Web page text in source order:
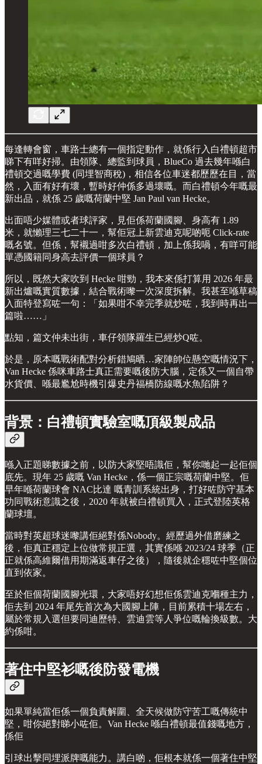
每逢轉會窗，車路士總有一個指定動作，就係行入白禮頓超市
睇下有咩好掃。由領隊、總監到球員，BlueCo 過去幾年喺白
禮頓交過嘅學費 (同埋智商稅)，相信各位車迷都歷歷在目，當
然，入面有好有壞，暫時好仲係多過壞嘅。而白禮頓今年嘅最
新出品，就係 25 歲嘅荷蘭中堅 Jan Paul van Hecke。
出面唔少媒體或者球評家，見佢係荷蘭國腳、身高有 1.89
米，就懶理三七二十一，幫佢冠上新雲迪克呢啲呃 Click-rate
嘅名號。但係，幫襯過咁多次白禮頓，加上係我喎，有咩可能
單憑國籍同身高去評價一個球員？
所以，既然大家吹到 Hecke 咁勁，我本來係打算用 2026 年最
新出爐嘅實質數據，結合戰術嚟一次深度拆解。我甚至喺草稿
入面特登寫咗一句：「如果咁不幸完季就炒咗，我到時再出一
篇啦……」
點知，篇文仲未出街，車仔領隊羅生已經炒Q咗。
於是，原本嘅戰術配對分析錯鳩晒…家陣帥位懸空嘅情況下，
Van Hecke 係咪車路士真正需要嘅後防大腦，定係又一個自帶
水貨價、喺最尷尬時機引爆史丹福橋防線嘅水魚陷阱？
背景：白禮頓實驗室嘅頂級製成品
喺入正題睇數據之前，以防大家堅唔識佢，幫你哋起一起佢個
底先。現年 25 歲嘅 Van Hecke，係一個正宗嘅荷蘭中堅。佢
早年喺荷蘭球會 NAC比達 嘅青訓系統出身，打好咗防守基本
功同戰術意識之後，2020 年就被白禮頓買入，正式登陸英格
蘭球壇。
當時對英超球迷嚟講佢絕對係Nobody。經歷過外借磨練之
後，佢真正穩定上位做常規正選，其實係喺 2023/24 球季（正
正就係高維爾借用期滿返車仔之後），隨後就企穩咗中堅個位
直到依家。
至於佢個荷蘭國腳光環，大家唔好幻想佢係雲迪克嗰種主力，
佢去到 2024 年尾先首次為大國腳上陣，目前累積十場左右，
屬於常規入選但要同迪歷特、雲迪雲等人爭位嘅輪換級數。大
約係咁。
著住中堅衫嘅後防發電機
如果單純當佢係一個負責解圍、全天候做防守苦工嘅傳統中
堅，咁你絕對睇小咗佢。Van Hecke 喺白禮頓最值錢嘅地方，
係佢
引球出擊同埋派牌嘅能力。講白啲，佢根本就係一個著住中堅